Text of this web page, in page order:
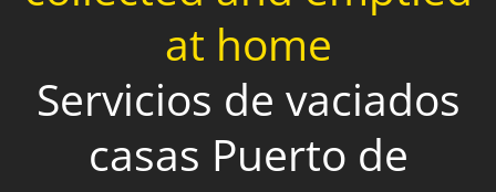
at home
Servicios de vaciados
casas Puerto de